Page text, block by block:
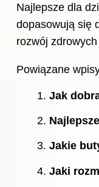
Najlepsze dla
dopasowują się
rozwój
Powiązane
Jak
Jakie
Jaki